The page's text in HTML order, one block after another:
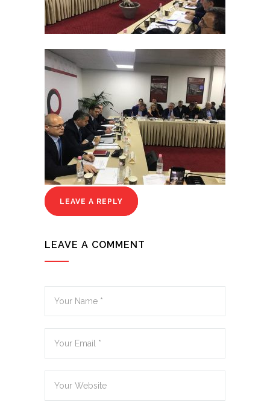
LEAVE A REPLY
LEAVE A COMMENT